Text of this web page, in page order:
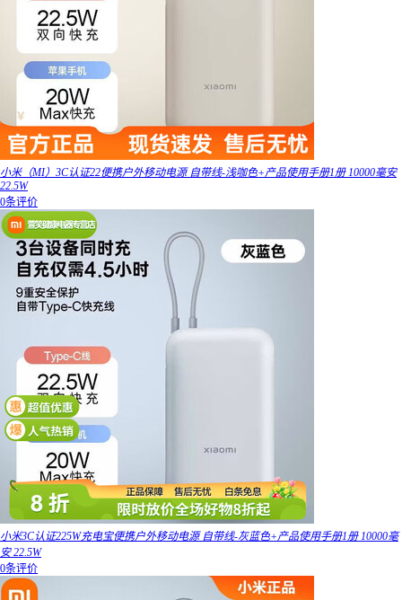
小米（MI）3C认证22便携户外移动电源 自带线-浅咖色+产品使用手册1册 10000毫安
22.5W
0条评价
小米3C认证225W充电宝便携户外移动电源 自带线-灰蓝色+产品使用手册1册 10000毫
安 22.5W
0条评价